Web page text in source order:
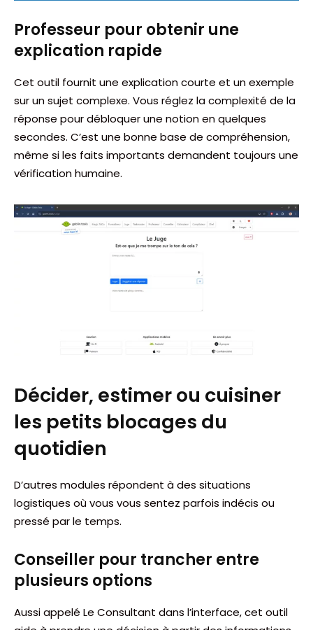
Professeur pour obtenir une
explication rapide
Cet outil fournit une explication courte et un exemple
sur un sujet complexe. Vous réglez la complexité de la
réponse pour débloquer une notion en quelques
secondes. C’est une bonne base de compréhension,
même si les faits importants demandent toujours une
vérification humaine.
Décider, estimer ou cuisiner
les petits blocages du
quotidien
D’autres modules répondent à des situations
logistiques où vous vous sentez parfois indécis ou
pressé par le temps.
Conseiller pour trancher entre
plusieurs options
Aussi appelé Le Consultant dans l’interface, cet outil